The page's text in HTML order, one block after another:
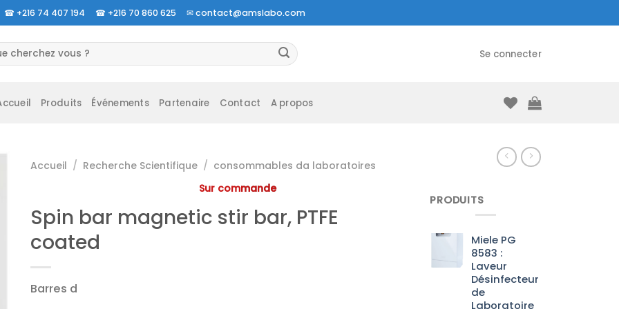
☎ +216 74 407 194 ☎ +216 70 860 625 ✉contact@amslabo.com
Se connecter
Produits Événements Partenaire Contact A propos
Accueil / Recherche Scientifique / consommables da laboratoires
Sur commande
Spin bar magnetic stir bar, PTFE
coated
Barres d
PRODUITS
Miele PG
8583 :
Laveur
Désinfecteur
de
Laboratoire